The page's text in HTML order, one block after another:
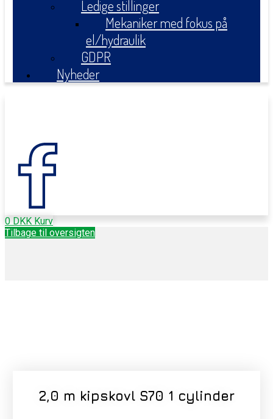
Ledige stillinger
Mekaniker med fokus på
el/hydraulik
GDPR
Nyheder
0 DKK Kurv
Tilbage til oversigten
2,0 m kipskovl S70 1 cylinder